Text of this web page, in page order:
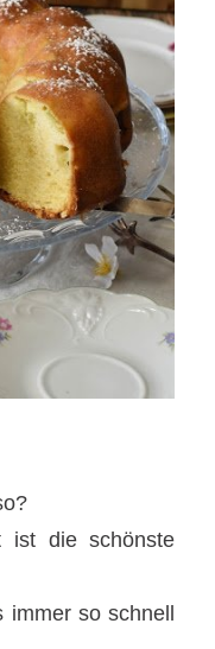
ist die schönste
immer so schnell